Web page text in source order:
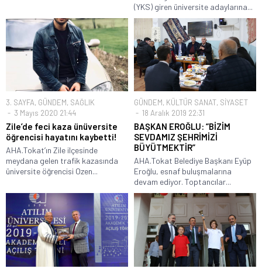
(YKS) giren üniversite adaylarına...
3. SAYFA, GÜNDEM, SAĞLIK
3 Mayıs 2020 21:44
Zile’de feci kaza ünüversite
öğrencisi hayatını kaybetti!
AHA.Tokat’ın Zile ilçesinde
meydana gelen trafik kazasında
üniversite öğrencisi Ozen...
GÜNDEM, KÜLTÜR SANAT, SİYASET
18 Aralık 2019 22:31
BAŞKAN EROĞLU: “BİZİM
SEVDAMIZ ŞEHRİMİZİ
BÜYÜTMEKTİR”
AHA.Tokat Belediye Başkanı Eyüp
Eroğlu, esnaf buluşmalarına
devam ediyor. Toptancılar...